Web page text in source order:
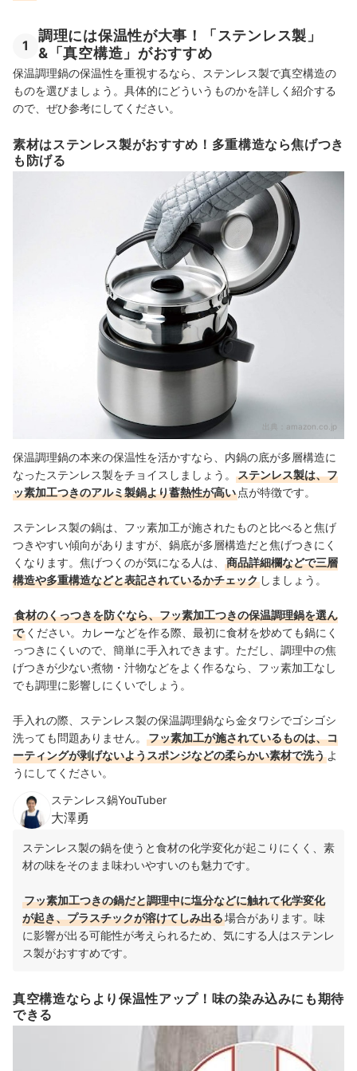
1
調理には保温性が大事！「ステンレス製」
&「真空構造」がおすすめ
保温調理鍋の保温性を重視するなら、ステンレス製で真空構造の
ものを選びましょう。具体的にどういうものかを詳しく紹介する
ので、ぜひ参考にしてください。
素材はステンレス製がおすすめ！多重構造なら焦げつき
も防げる
amazon.co.jp
保温調理鍋の本来の保温性を活かすなら、内鍋の底が多層構造に
なったステンレス製をチョイスしましょう。
ステンレス製は、フ
ッ素加工つきのアルミ製鍋より蓄熱性が高い 点が特徴です。
ステンレス製の鍋は、フッ素加工が施されたものと比べると焦げ
つきやすい傾向がありますが、鍋底が多層構造だと焦げつきにく
くなります。焦げつくのが気になる人は、
商品詳細欄などで三層
構造や多重構造などと表記されているかチェック しましょう。
食材のくっつきを防ぐなら、フッ素加工つきの保温調理鍋を選ん
で ください。カレーなどを作る際、最初に食材を炒めても鍋にく
っつきにくいので、簡単に手入れできます。ただし、調理中の焦
げつきが少ない煮物・汁物などをよく作るなら、フッ素加工なし
でも調理に影響しにくいでしょう。
手入れの際、ステンレス製の保温調理鍋なら金タワシでゴシゴシ
洗っても問題ありません。
フッ素加工が施されているものは、コ
ーティングが剥げないようスポンジなどの柔らかい素材で洗う よ
うにしてください。
ステンレス鍋YouTuber
大澤勇
ステンレス製の鍋を使うと食材の化学変化が起こりにくく、素
材の味をそのまま味わいやすいのも魅力です。
フッ素加工つきの鍋だと調理中に塩分などに触れて化学変化
が起き、プラスチックが溶けてしみ出る場合があります。味
に影響が出る可能性が考えられるため、気にする人はステンレ
ス製がおすすめです。
真空構造ならより保温性アップ！味の染み込みにも期待
できる